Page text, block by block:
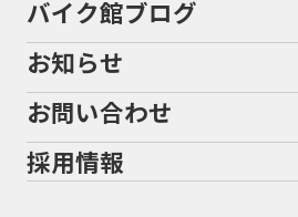
排気量から探す
地域から探す
全国展開の強み
メーカー別買取相場・
ヤマハ
ホンダ
スズキ
ト
ア
バイク保険無料見積り（現在未加入
バイク保険無料見積り（他社でご加
盗難保険
宮城
福島
茨城
栃木
バイク館が選ばれる理由
会社概要
沿革
二輪公正取引協議会加盟店
バイク館ブログ
お知らせ
お問い合わせ
採用情報